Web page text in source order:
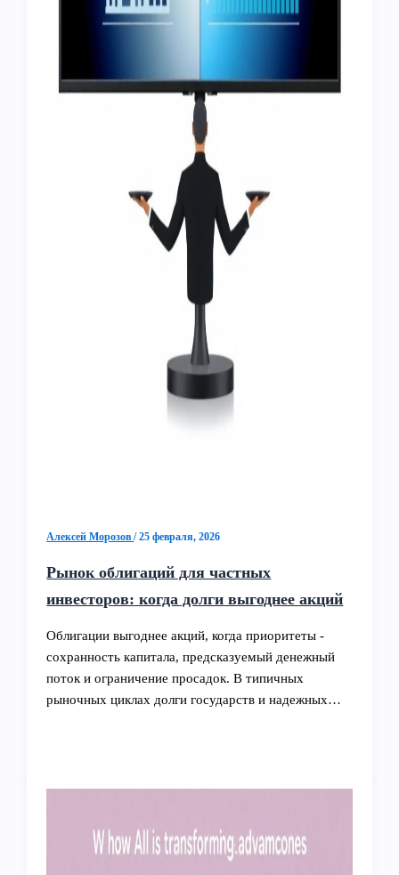
Алексей Морозов/25 февраля, 2026
Рынок облигаций для частных
инвесторов: когда долги выгоднее акций
Облигации выгоднее акций, когда приоритеты -
сохранность капитала, предсказуемый денежный
поток и ограничение просадок. В типичных
рыночных циклах долги государств и надежных…